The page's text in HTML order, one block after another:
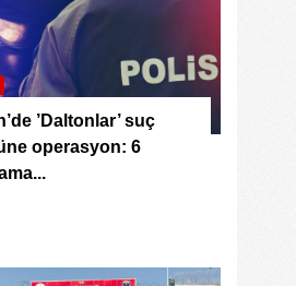
’Daltonlar’ suç
operasyon: 6